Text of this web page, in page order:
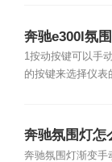
奔驰e300l氛
1按动按键可以手
的按键来选择仪表
奔驰氛围灯怎
奔驰氛围灯渐变手